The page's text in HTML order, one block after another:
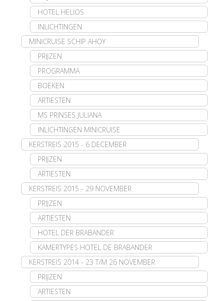
HOTEL HELIOS
INLICHTINGEN
MINICRUISE SCHIP AHOY
PRIJZEN
PROGRAMMA
BOEKEN
ARTIESTEN
MS PRINSES JULIANA
INLICHTINGEN MINICRUISE
KERSTREIS 2015 - 6 DECEMBER
PRIJZEN
ARTIESTEN
KERSTREIS 2015 - 29 NOVEMBER
PRIJZEN
ARTIESTEN
HOTEL DER BRABANDER
KAMERTYPES HOTEL DE BRABANDER
KERSTREIS 2014 - 23 T/M 26 NOVEMBER
PRIJZEN
ARTIESTEN